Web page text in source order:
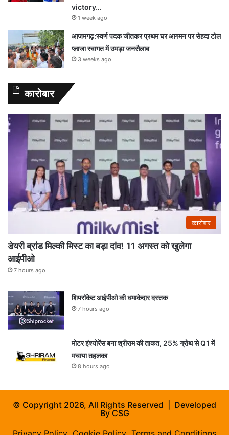
victory…
1 week ago
आजमगढ़:स्वर्ण पदक जीतकर प्रथम घर आगमन पर सेहदा टोल
प्लाजा स्वागत में उमड़ा जनसैलाब
3 weeks ago
कारोबार
कारोबार
डेयरी ब्रांड मिल्की मिस्ट का बड़ा दांव! 11 अगस्त को खुलेगा
आईपीओ
7 hours ago
शिपरॉकेट आईपीओ की धमाकेदार दस्तक
7 hours ago
मोटर इंश्योरेंस बना श्रीराम की ताकत, 25% ग्रोथ से Q1 में
मचाया तहलका
8 hours ago
© Copyright 2026, All Rights Reserved | Developed
ByCSG